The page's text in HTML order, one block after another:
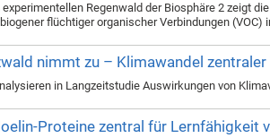
Regenwald der Biosphäre 2 zeigt
flüchtiger organischer Verbindungen (VOC)
nimmt zu – Klimawandel zentraler
in Langzeitstudie Auswirkungen von
Proteine zentral für Lernfähigkeit